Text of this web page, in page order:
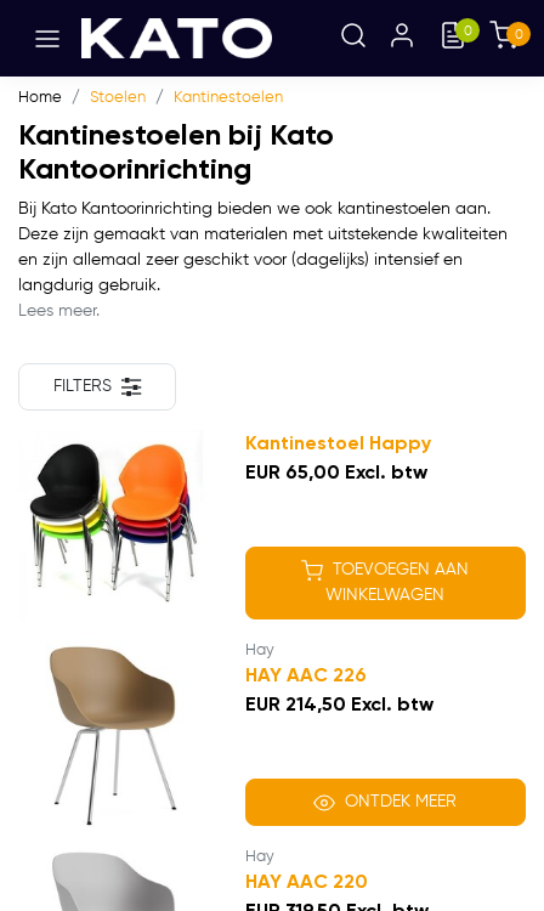
0 0
Home Stoelen Kantinestoelen
Kantinestoelen bij Kato
Kantoorinrichting
Bij Kato Kantoorinrichting bieden we ook kantinestoelen aan.
Deze zijn gemaakt van materialen met uitstekende kwaliteiten
en zijn allemaal zeer geschikt voor (dagelijks) intensief en
langdurig gebruik.
Lees meer.
FILTERS
Kantinestoel Happy
EUR 65,00 Excl. btw
TOEVOEGEN AAN
WINKELWAGEN
Hay
HAY AAC 226
EUR 214,50 Excl. btw
ONTDEK MEER
Hay
HAY AAC 220